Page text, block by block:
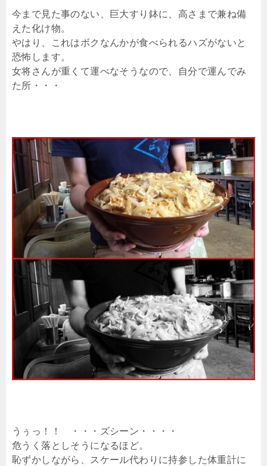
今まで見た事のない、巨大すり鉢に、高さまで兼ね備
えた化け物。
やはり、これはボクなんかが食べられるハズがないと
恐怖します。
女将さんが重くて運べなそうなので、自分で運んでみ
た所・・・
うぅっ！！ ・・・ズシーン・・・・
危うく落としそうになるほど。
恥ずかしながら、スケール代わりに持参した体重計に